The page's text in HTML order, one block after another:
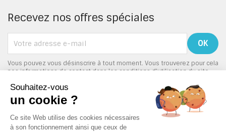
Recevez nos offres spéciales
Vous pouvez vous désinscrire à tout moment. Vous trouverez pour cela
nos informations de contact dans les conditions d'utilisation du site.
PRODUITS